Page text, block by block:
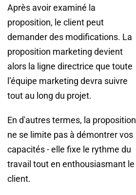
Après avoir examiné la
proposition, le client peut
demander des modifications. La
proposition marketing devient
alors la ligne directrice que toute
l’équipe marketing devra suivre
tout au long du projet.
En d'autres termes, la proposition
ne se limite pas à démontrer vos
capacités - elle fixe le rythme du
travail tout en enthousiasmant le
client.